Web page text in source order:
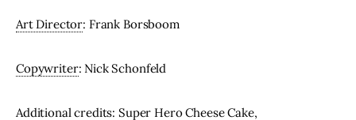
Art Director: Frank Borsboom
Copywriter: Nick Schonfeld
Additional credits: Super Hero Cheese Cake,